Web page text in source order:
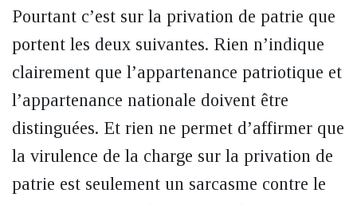
Pourtant c’est sur la privation de patrie que
portent les deux suivantes. Rien n’indique
clairement que l’appartenance patriotique et
l’appartenance nationale doivent être
distinguées. Et rien ne permet d’affirmer que
la virulence de la charge sur la privation de
patrie est seulement un sarcasme contre le